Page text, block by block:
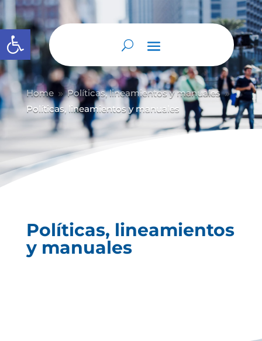
Abrir barra de herramientas
Home 9 Políticas, lineamientos y manuales 9
Políticas, lineamientos y manuales
Políticas, lineamientos
y manuales